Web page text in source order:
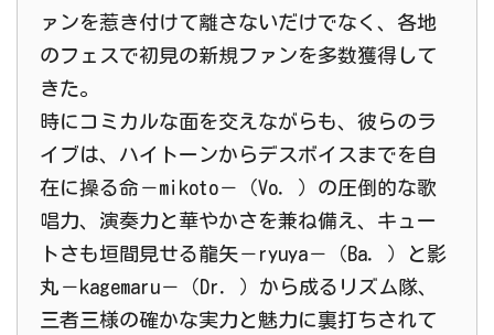
ァンを惹き付けて離さないだけでなく、各地
のフェスで初見の新規ファンを多数獲得して
きた。
時にコミカルな面を交えながらも、彼らのラ
イブは、ハイトーンからデスボイスまでを自
在に操る命－mikoto－（Vo．）の圧倒的な歌
唱力、演奏力と華やかさを兼ね備え、キュー
トさも垣間見せる龍矢－ryuya－（Ba．）と影
丸－kagemaru－（Dr．）から成るリズム隊、
三者三様の確かな実力と魅力に裏打ちされて